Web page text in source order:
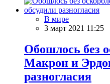
В мире
3 март 2021 11:25
Обошлось без
Макрон и
разногласия